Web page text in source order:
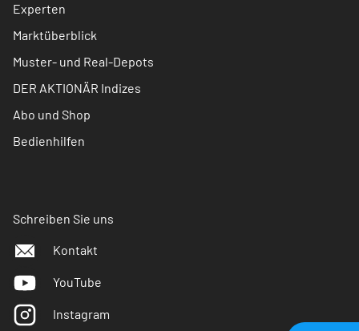
Experten
Marktüberblick
Muster- und Real-Depots
DER AKTIONÄR Indizes
Abo und Shop
Bedienhilfen
Schreiben Sie uns
Kontakt
YouTube
Instagram